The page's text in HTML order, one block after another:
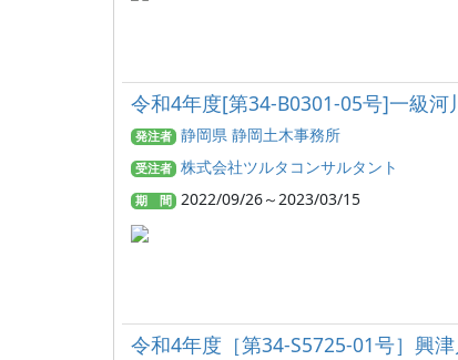
令和4年度[第34-B0301-05号]一級
発注者 静岡県 静岡土木事務所
受注者 株式会社ツルタコンサルタント
期 間 2022/09/26～2023/03/15
令和4年度［第34-S5725-01号］興